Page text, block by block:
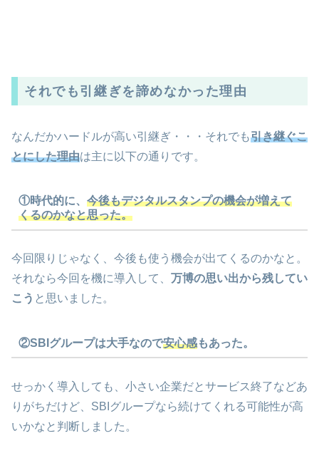
それでも引継ぎを諦めなかった理由
なんだかハードルが高い引継ぎ・・・それでも引き継ぐこ
とにした理由は主に以下の通りです。
①時代的に、 今後もデジタルスタンプの機会が増えて
くるのかなと思った。
今回限りじゃなく、今後も使う機会が出てくるのかなと。
それなら今回を機に導入して、
万博の思い出から残してい
こう と思いました。
②SBIグループは大手なので安心感もあった。
せっかく導入しても、小さい企業だとサービス終了などあ
りがちだけど、SBIグループなら続けてくれる可能性が高
いかなと判断しました。